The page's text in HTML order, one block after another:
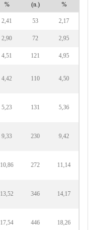
% (n.) %
2,41 53 2,17
2,90 72 2,95
4,51 121 4,95
4,42 110 4,50
5,23 131 5,36
9,33 230 9,42
10,86 272 11,14
13,52 346 14,17
17,54 446 18,26